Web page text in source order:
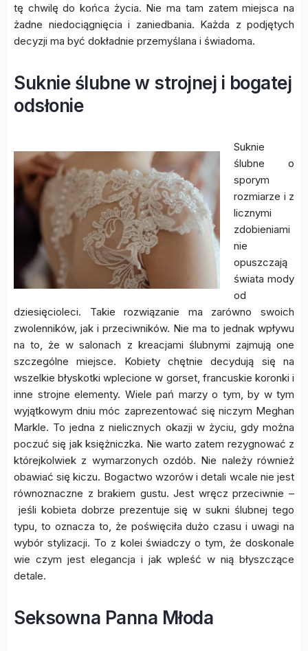
tę chwilę do końca życia. Nie ma tam zatem miejsca na
żadne niedociągnięcia i zaniedbania. Każda z podjętych
decyzji ma być dokładnie przemyślana i świadoma.
Suknie ślubne w strojnej i bogatej
odsłonie
Suknie
ślubne o
sporym
rozmiarze i z
licznymi
zdobieniami
nie
opuszczają
świata mody
od
dziesięcioleci. Takie rozwiązanie ma zarówno swoich
zwolenników, jak i przeciwników. Nie ma to jednak wpływu
na to, że w salonach z kreacjami ślubnymi zajmują one
szczególne miejsce. Kobiety chętnie decydują się na
wszelkie błyskotki wplecione w gorset, francuskie koronki i
inne strojne elementy. Wiele pań marzy o tym, by w tym
wyjątkowym dniu móc zaprezentować się niczym Meghan
Markle. To jedna z nielicznych okazji w życiu, gdy można
poczuć się jak księżniczka. Nie warto zatem rezygnować z
którejkolwiek z wymarzonych ozdób. Nie należy również
obawiać się kiczu. Bogactwo wzorów i detali wcale nie jest
równoznaczne z brakiem gustu. Jest wręcz przeciwnie –
jeśli kobieta dobrze prezentuje się w sukni ślubnej tego
typu, to oznacza to, że poświęciła dużo czasu i uwagi na
wybór stylizacji. To z kolei świadczy o tym, że doskonale
wie czym jest elegancja i jak wpleść w nią błyszczące
detale.
Seksowna Panna Młoda